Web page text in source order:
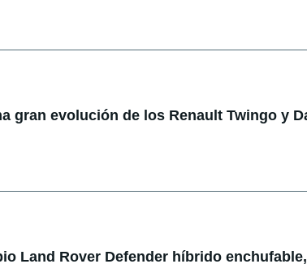
gran evolución de los Renault Twingo y
Land Rover Defender híbrido